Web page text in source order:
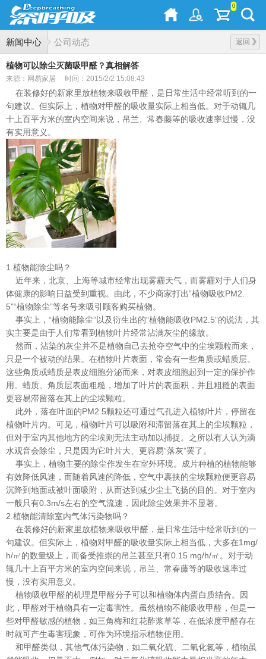
0
新闻中心 返回
公司动态
植物可以除尘灭菌吸甲醛？真相解答
来源：网易家居 时间：2015/2/2 15:08:43
在装修好的新家里放植物来吸收甲醛，是日常生活中经常听到的一
句建议。但实际上，植物对甲醛的吸收量实际上相当低。对于动辄几
十上百平方米的室内空间来说，吊兰、常春藤等的吸收速率过慢，没
有实用意义。
1.植物能除尘吗？
近年来，北京、上海等城市经常出现雾霾天气，而雾霾对于人们身
体健康的影响日益受到重视。由此，不少商家打出“植物吸收PM2.
5”“植物除尘”等名号来吸引顾客购买植物。
事实上，“植物能除尘”以及衍生出的“植物能吸收PM2.5”的说法，其
实主要是由于人们常看到植物叶片经常沾满灰尘的缘故。
然而，沾染的灰尘并不是植物自己去抢夺空气中的尘埃颗粒而来，
只是一个被动的结果。在植物叶片表面，常会有一些角质或蜡质层。
这些角质或蜡质是表皮细胞分泌而来，对表皮细胞起到一定的保护作
用。蜡质、角质层表面粗糙，增加了叶片的表面积，并且粗糙的表面
更容易滞留落在其上的尘埃颗粒。
此外，落在叶面的PM2.5颗粒还可通过气孔进入植物叶片，停留在
植物叶片内。可见，植物叶片可以吸附和滞留落在其上的尘埃颗粒，
但对于室内其他地方的尘埃则无法主动加以捕捉。之所以有人认为滴
水观音会除尘，只是因为它叶片大、更容易“落灰”罢了。
事实上，植物主要的除尘作发生在室外环境。成片种植的植物能够
有效降低风速，而随着风速的降低，空气中裹挟的尘埃颗粒便更容易
沉降到地面或被叶面吸附，从而达到减少尘土飞扬的目的。对于室内
一般只有0.3m/s左右的空气流速，因此除尘效果并不显著。
2.植物能清除室内气体污染物吗？
在装修好的新家里放植物来吸收甲醛，是日常生活中经常听到的一
句建议。但实际上，植物对甲醛的吸收量实际上相当低，大多在1mg/
h/㎡的数量级上，而备受推崇的吊兰甚至只有0.15 mg/h/㎡。对于动
辄几十上百平方米的室内空间来说，吊兰、常春藤等的吸收速率过
慢，没有实用意义。
植物吸收甲醛的机理是甲醛分子可以和植物体内蛋白质结合。因
此，甲醛对于植物具有一定毒害性。虽然植物不能吸收甲醛，但是一
些对甲醛敏感的植物，如三角梅和红花酢浆草等，在低浓度甲醛存在
时就可产生毒害现象，可作为环境指示植物使用。
和甲醛类似，其他气体污染物，如二氧化硫、二氧化氮等，植物虽